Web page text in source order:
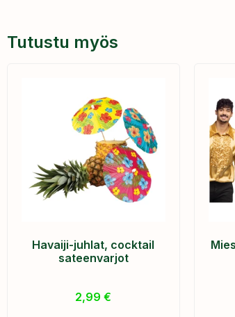
Tutustu myös
Havaiji-juhlat, cocktail
sateenvarjot
2,99€